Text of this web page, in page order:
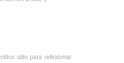
sitio para refexionar